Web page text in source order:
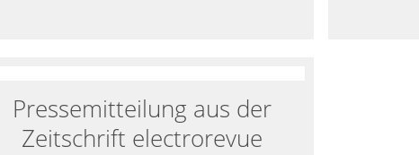
Pressemitteilung aus der
Zeitschrift electrorevue